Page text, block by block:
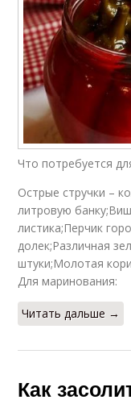
Что потребуется
Острые стручки –
литровую
листика;Перчик
долек;Различная
штуки;Молотая
Для маринования:
Читать дальше →
Как